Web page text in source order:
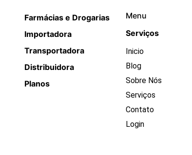
Farmácias e Drogarias
Importadora
Transportadora
Distribuidora
Planos
Menu
Serviços
Inicio
Blog
Sobre Nós
Serviços
Contato
Login